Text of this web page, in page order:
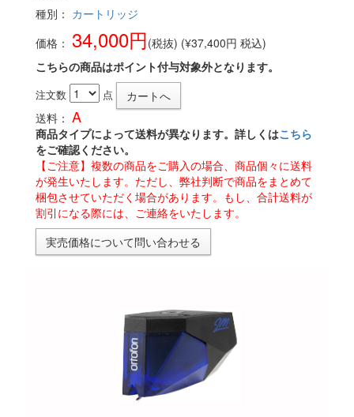
種別： カートリッジ
価格： 34,000円(税抜) (¥37,400円 税込)
こちらの商品はポイント付与対象外となります。
注文数 点
送料： A
商品タイプによって送料が異なります。詳しくはこちら
をご確認ください。
【ご注意】複数の商品をご購入の場合、商品個々に送料
が発生いたします。ただし、弊社判断で商品をまとめて
梱包させていただく場合があります。もし、合計送料が
割引になる際には、ご連絡をいたします。
実売価格について問い合わせる